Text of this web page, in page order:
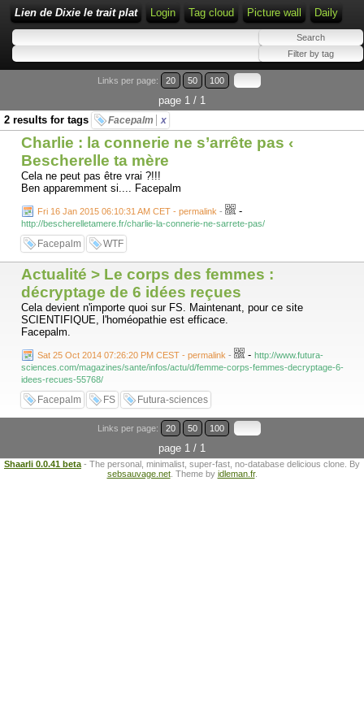
Lien de Dixie le trait plat Login Tag cloud Picture wall Daily
Links per page: 20 50 100
page 1 / 1
2 results for tags
Facepalm x
Charlie : la connerie ne s’arrête pas ‹
Bescherelle ta mère
Cela ne peut pas être vrai ?!!!
Ben apparemment si.... Facepalm
Fri 16 Jan 2015 06:10:31 AM CET - permalink - -
http://bescherelletamere.fr/charlie-la-connerie-ne-sarrete-pas/
Facepalm WTF
Actualité > Le corps des femmes :
décryptage de 6 idées reçues
Cela devient n'importe quoi sur FS. Maintenant, pour ce site
SCIENTIFIQUE, l'homéopathie est efficace.
Facepalm.
Sat 25 Oct 2014 07:26:20 PM CEST - permalink - - http://www.futura-
sciences.com/magazines/sante/infos/actu/d/femme-corps-femmes-decryptage-6-
idees-recues-55768/
Facepalm FS Futura-sciences
Links per page: 20 50 100
page 1 / 1
Shaarli 0.0.41 beta - The personal, minimalist, super-fast, no-database delicious clone. By
sebsauvage.net. Theme by idleman.fr.